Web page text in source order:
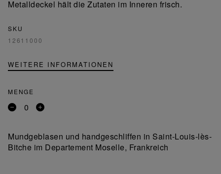
Metalldeckel hält die Zutaten im Inneren frisch.
SKU
12611000
WEITERE INFORMATIONEN
MENGE
Entfernen
Produkt
Ein
Mundgeblasen und handgeschliffen in Saint-Louis-lès-
Bitche im Departement Moselle, Frankreich